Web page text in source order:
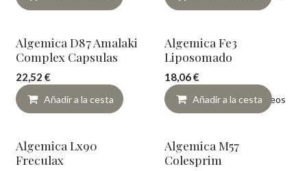
Algemica D87 Amalaki
Complex Capsulas
22,52 €
Añadir a la cesta Añadir a lista de deseos
Algemica Fe3
Liposomado
18,06€
Añadir a la cesta
Algemica Lx90
Freculax
¡Novedad!
Algemica M57
Colesprim